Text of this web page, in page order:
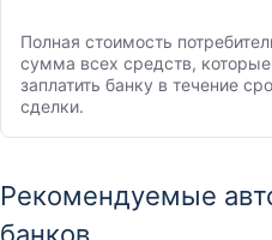
Полная стоимость
сумма всех средств,
заплатить банку в течение
сделки.
Рекомендуемые